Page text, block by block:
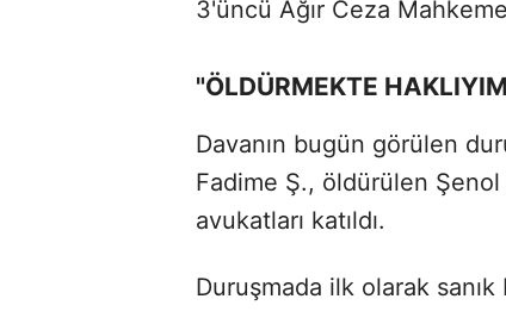
3'üncü Ağır Ceza
"ÖLDÜRMEKTE
Davanın bugün görülen
Fadime Ş., öldürülen Şenol
avukatları katıldı.
Duruşmada ilk olarak